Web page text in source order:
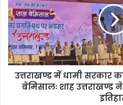
उत्तराखण्ड में धामी सरकार
बेमिसालः शाह उत्तराखण्ड